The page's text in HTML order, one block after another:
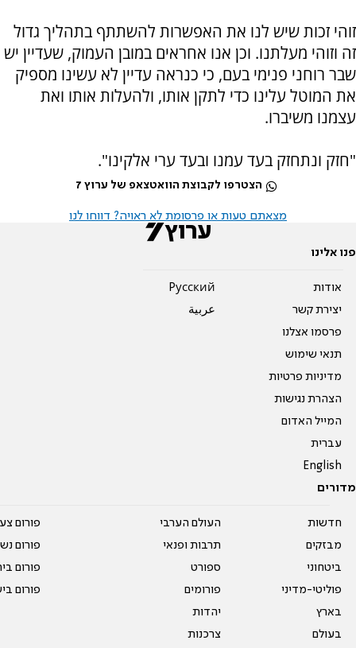
זוהי זכות שיש לנו את האפשרות להשתתף בתהליך גדול
זה וזוהי מעלתנו. וכן אנו אחראים במובן העמוק, שעדיין יש
שבר רוחני פנימי בעם, כי כנראה עדיין לא עשינו מספיק
את המוטל עלינו כדי לתקן אותו, ולהעלות אותו ואת
עצמנו משיברו.
"חזק ונתחזק בעד עמנו ובעד ערי אלקינו".
הצטרפו לקבוצת הוואטצאפ של ערוץ 7
מצאתם טעות או פרסומת לא ראויה? דווחו לנו
פנו אלינו
אודות
יצירת קשר
פרסמו אצלנו
תנאי שימוש
מדיניות פרטיות
הצהרת נגישות
המייל האדום
עברית
English
Pусский
عربية
מדורים
חדשות
מבזקים
ביטחוני
פוליטי-מדיני
בארץ
בעולם
העולם הערבי
תרבות ופנאי
ספורט
פורומים
יהדות
צרכנות
פורום
פורום
פורום
פורום